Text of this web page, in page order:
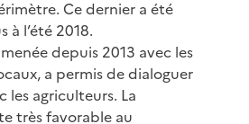
Ce dernier a été
à l’été 2018.
depuis 2013 avec les
a permis de dialoguer
les agriculteurs. La
très favorable au